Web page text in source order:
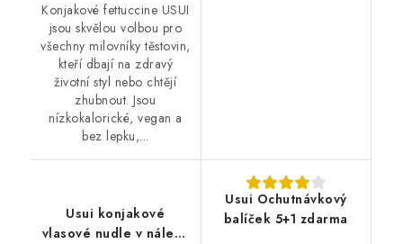
Konjakové fettuccine USUI
jsou skvělou volbou pro
všechny milovníky těstovin,
kteří dbají na zdravý
životní styl nebo chtějí
zhubnout. Jsou
nízkokalorické, vegan a
bez lepku,...
Usui konjakové
vlasové nudle v nálevu
Usui Ochutnávkový
balíček 5+1 zdarma